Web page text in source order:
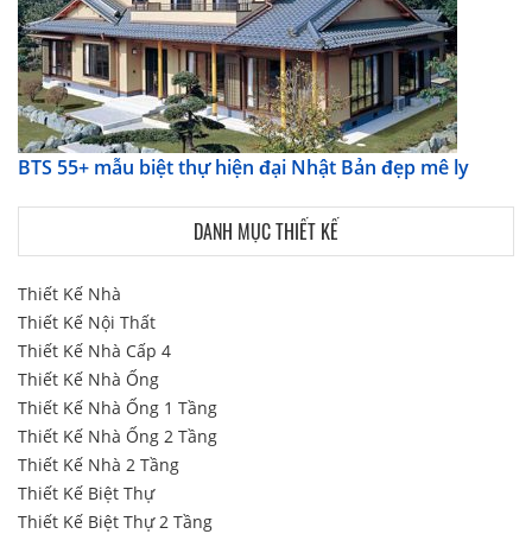
BTS 55+ mẫu biệt thự hiện đại Nhật Bản đẹp mê ly
DANH MỤC THIẾT KẾ
Thiết Kế Nhà
Thiết Kế Nội Thất
Thiết Kế Nhà Cấp 4
Thiết Kế Nhà Ống
Thiết Kế Nhà Ống 1 Tầng
Thiết Kế Nhà Ống 2 Tầng
Thiết Kế Nhà 2 Tầng
Thiết Kế Biệt Thự
Thiết Kế Biệt Thự 2 Tầng